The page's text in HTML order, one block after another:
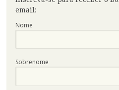
email:
Nome
Sobrenome